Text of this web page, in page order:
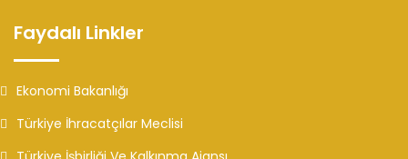
Faydalı Linkler
Ekonomi Bakanlığı
Türkiye İhracatçılar Meclisi